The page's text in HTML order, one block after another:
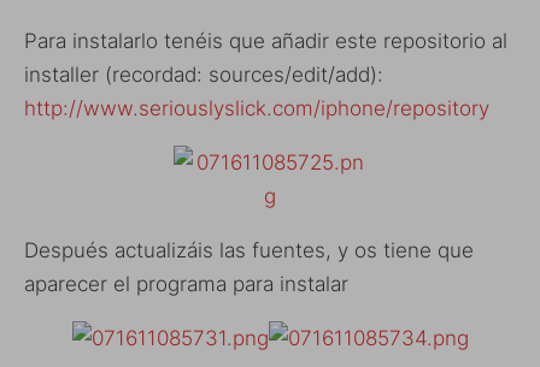
Para instalarlo tenéis que añadir este repositorio al
installer (recordad: sources/edit/add):
http://www.seriouslyslick.com/iphone/repository
Después actualizáis las fuentes, y os tiene que
aparecer el programa para instalar